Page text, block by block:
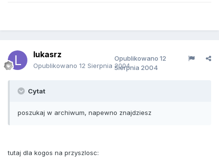
lukasrz
Opublikowano 12 Sierpnia 2004
Opublikowano 12
Sierpnia 2004
Cytat
poszukaj w archiwum, napewno znajdziesz
tutaj dla kogos na przyszlosc: